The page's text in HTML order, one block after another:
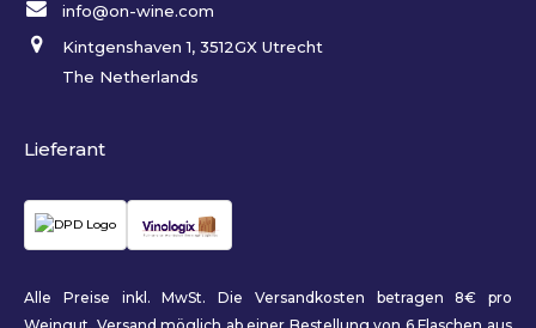
info@on-wine.com
Kintgenshaven 1, 3512GX Utrecht
The Netherlands
Lieferant
Alle Preise inkl. MwSt. Die Versandkosten betragen 8€ pro